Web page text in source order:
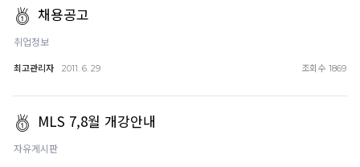
채용공고
취업정보
최고관리자 2011. 6. 29 조회수 1869
MLS 7,8월 개강안내
자유게시판